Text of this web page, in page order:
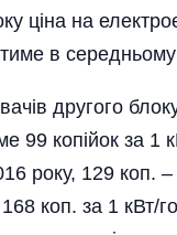
ціна на
в
другого
99 копійок за 1
року, 129 коп.
коп. за 1 кВт/